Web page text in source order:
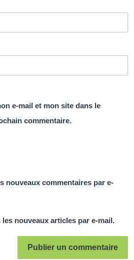
e-mail et mon site dans le
commentaire.
nouveaux commentaires par e-
nouveaux articles par e-mail.